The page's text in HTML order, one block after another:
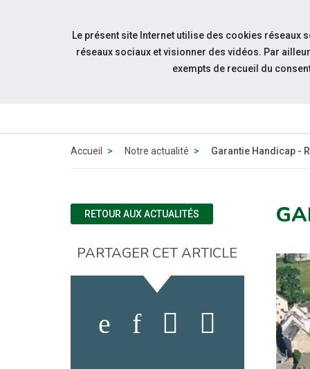
Aller au contenu
QUI
Accueil Notre actualité Garantie Handicap -
RETOUR AUX ACTUALITÉS
PARTAGER CET ARTICLE
Le présent site Internet utilise des cookies réseaux
réseaux sociaux et visionner des vidéos. Par
exempts de recueil du